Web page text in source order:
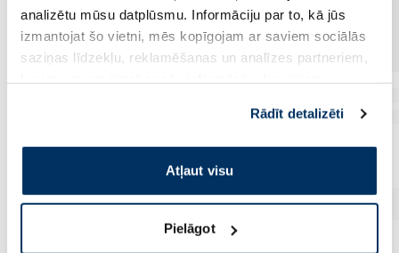
analizētu mūsu datplūsmu. Informāciju par to, kā jūs
izmantojat šo vietni, mēs kopīgojam ar saviem sociālās
saziņas līdzekļu, reklamēšanas un analīzes partneriem,
pakalpojumus. Ja piekrītat šo papildu sīkdatņu
izmantošanai, lūdzu, atzīmējiet savu izvēli:
Rādīt detalizēti
Atļaut visu
Pielāgot